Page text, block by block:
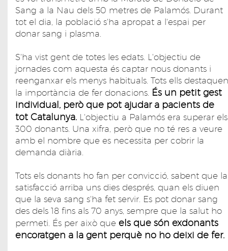
Sang a la Nau dels 50 metres de Palamós. Durant
tot el dia, la població s'ha apropat a l'espai per
donar sang i plasma.
S'ha vist gent de totes les edats. L'objectiu de
jornades com aquesta és captar nous donants i
reenganxar els menys habituals. Tots ells destaquen
la importància de fer donacions. És un petit gest
individual, però que pot ajudar a pacients de
tot Catalunya. L'objectiu a Palamós era superar els
300 donants. Una xifra, però que no té res a veure
amb el nombre que es necessita per cobrir la
demanda diària.
Tots els donants ho fan per convicció, sabent que la
satisfacció arriba uns dies després, quan els diuen
que la seva sang s'ha fet servir. Es pot donar sang
des dels 18 fins als 70 anys, sempre que la salut ho
permeti. És per això que els que són exdonants
encoratgen a la gent perquè no ho deixi de fer.